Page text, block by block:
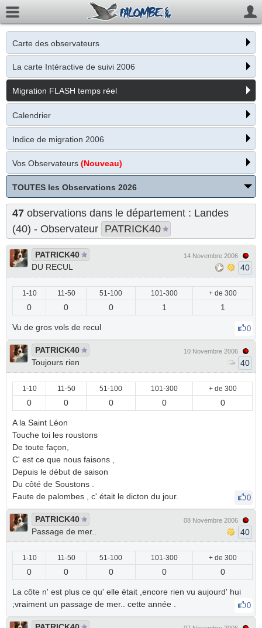
Carte des observateurs
La carte Intéractive de suivi 2006
Migration FLASH temps réel
Calendrier
Indice de migration 2006
Vos Observateurs (Nouveau)
TOUTES les Observations 2026
47 observations dans le département : Landes
(40) - Observateur PATRICK40
PATRICK40
DU RECUL
14 Novembre 2006
40
1-10 11-50 51-100 101-300 + de 300
0 0 0 1 1
Vu de gros vols de recul 0
PATRICK40
Toujours rien
10 Novembre 2006
40
1-10 11-50 51-100 101-300 + de 300
0 0 0 0 0
A la Saint Léon
Touche toi les roustons
De toute façon,
C' est ce que nous faisons ,
Depuis le début de saison
Du côté de Soustons .
Faute de palombes , c' était le dicton du jour.
0
PATRICK40
Passage de mer..
08 Novembre 2006
40
1-10 11-50 51-100 101-300 + de 300
0 0 0 0 0
La côte n' est plus ce qu' elle était ,encore rien vu aujourd' hui
;vraiment un passage de mer.. cette année .
0